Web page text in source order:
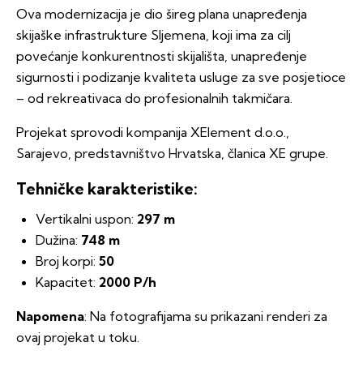
Ova modernizacija je dio šireg plana unapređenja
skijaške infrastrukture Sljemena, koji ima za cilj
povećanje konkurentnosti skijališta, unapređenje
sigurnosti i podizanje kvaliteta usluge za sve posjetioce
– od rekreativaca do profesionalnih takmičara.
Projekat sprovodi kompanija XElement d.o.o.,
Sarajevo, predstavništvo Hrvatska, članica XE grupe.
Tehničke karakteristike:
Vertikalni uspon: 297 m
Dužina: 748 m
Broj korpi: 50
Kapacitet: 2000 P/h
Napomena: Na fotografijama su prikazani renderi za
ovaj projekat u toku.